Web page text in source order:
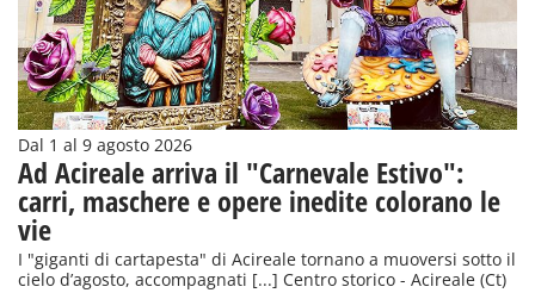
Dal 1 al 9 agosto 2026
Ad Acireale arriva il "Carnevale Estivo":
carri, maschere e opere inedite colorano le
vie
I "giganti di cartapesta" di Acireale tornano a muoversi sotto il
cielo d’agosto, accompagnati [...] Centro storico - Acireale (Ct)